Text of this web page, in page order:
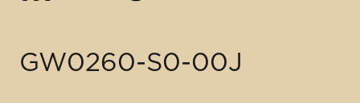
GW0260-S0-00J